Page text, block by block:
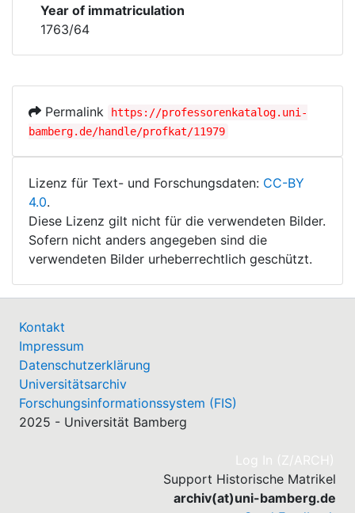
Year of immatriculation
1763/64
Permalink
https://professorenkatalog.uni-
bamberg.de/handle/profkat/11979
Lizenz für Text- und Forschungsdaten: CC-BY
4.0.
Diese Lizenz gilt nicht für die verwendeten Bilder.
Sofern nicht anders angegeben sind die
verwendeten Bilder urheberrechtlich geschützt.
Kontakt
Impressum
Datenschutzerklärung
Universitätsarchiv
Forschungsinformationssystem (FIS)
2025 - Universität Bamberg
Log In (Z/ARCH)
Support Historische Matrikel
archiv(at)uni-bamberg.de